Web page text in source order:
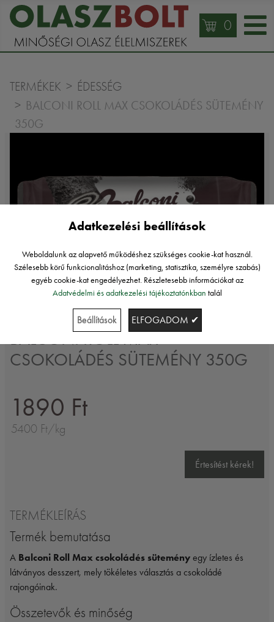
0
TERMÉKEK ÉDESSÉG
BALCONI ROLL MAX CSOKOLÁDÉS SÜTEMÉNY
350G
BALCONI ROLL MAX
CSOKOLÁDÉS SÜTEMÉNY 350G
1890 Ft
5400 Ft/kg
Értesítést kérek!
TERMÉKLEÍRÁS
Termék bemutatása
A Balconi Roll Max csokoládés sütemény egy ízletes és
látványos desszert, mely tökéletes választás a csokoládé
rajongóinak.
Összetevők és minőség
Adatkezelési beállítások
Weboldalunk az alapvető működéshez szükséges cookie-kat használ.
Szélesebb körű funkcionalitáshoz (marketing, statisztika, személyre szabás)
egyéb cookie-kat engedélyezhet. Részletesebb információkat az
Adatvédelmi és adatkezelési tájékoztatónkban talál
Beállítások ELFOGADOM ✔